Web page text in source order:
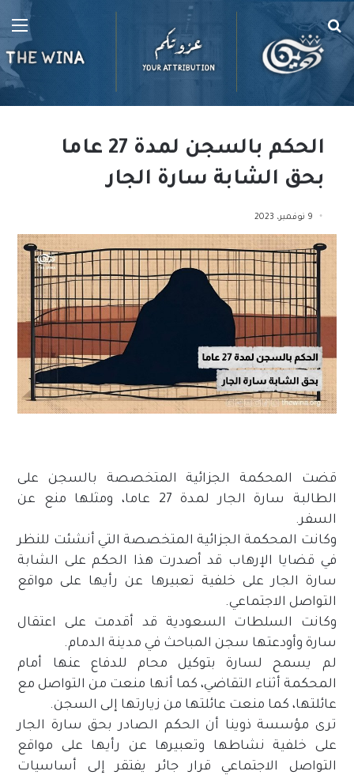
بحث
عن
الحكم بالسجن لمدة 27 عاما
بحق الشابة سارة الجار
9 نوفمبر، 2023
قضت المحكمة الجزائية المتخصصة بالسجن على
الطالبة سارة الجار لمدة 27 عاما، ومثلها منع عن
السفر.
وكانت المحكمة الجزائية المتخصصة التي أنشئت للنظر
في قضايا الإرهاب قد أصدرت هذا الحكم على الشابة
سارة الجار على خلفية تعبيرها عن رأيها على مواقع
التواصل الاجتماعي.
وكانت السلطات السعودية قد أقدمت على اعتقال
سارة وأودعتها سجن المباحث في مدينة الدمام.
لم يسمح لسارة بتوكيل محام للدفاع عنها أمام
المحكمة أثناء التقاضي، كما أنها منعت من التواصل مع
عائلتها، كما منعت عائلتها من زيارتها إلى السجن.
ترى مؤسسة ذوينا أن الحكم الصادر بحق سارة الجار
على خلفية نشاطها وتعبيرها عن رأيها على مواقع
التواصل الاجتماعي قرار جائر يفتقر إلى أساسيات